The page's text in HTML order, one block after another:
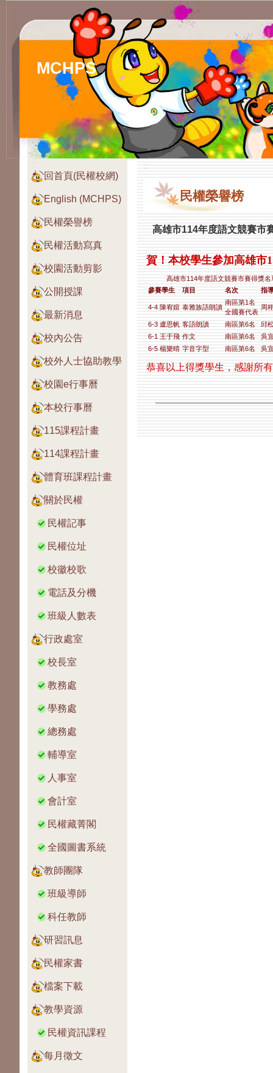
MCHPS
:::
回首頁(民權校網)
English (MCHPS)
民權榮譽榜
民權活動寫真
校園活動剪影
公開授課
最新消息
校內公告
校外人士協助教學
校園e行事曆
本校行事曆
115課程計畫
114課程計畫
體育班課程計畫
關於民權
民權記事
民權位址
校徽校歌
電話及分機
班級人數表
行政處室
校長室
教務處
學務處
總務處
輔導室
人事室
會計室
民權藏菁閣
全國圖書系統
教師團隊
班級導師
科任教師
研習訊息
民權家書
檔案下載
教學資源
民權資訊課程
每月徵文
:::
民權榮譽榜
高雄市114年度語文競賽市
賀！本校學生參加高雄市
高雄市114年度語文競賽市賽得獎名
參賽學生
項目 名次 指
4-4 陳宥媗 泰雅族語朗讀
南區第1名
全國賽代表
周
6-3 盧思帆 客語朗讀 南區第6名
邱
6-1 王于飛 作文 南區第6名
吳
6-5 楊樂晴 字音字型 南區第6名 吳
恭喜以上得獎學生，感謝所